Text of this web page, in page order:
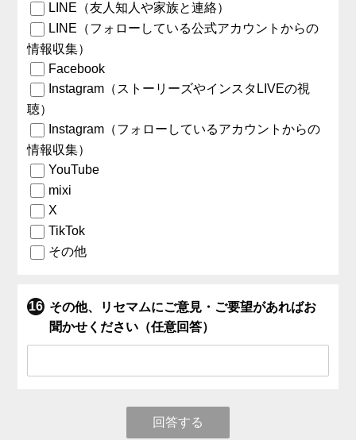
LINE（友人知人や家族と連絡）
LINE（フォローしている公式アカウントからの
情報収集）
Facebook
Instagram（ストーリーズやインスタLIVEの視
聴）
Instagram（フォローしているアカウントからの
情報収集）
YouTube
mixi
X
TikTok
その他
その他、リセマムにご意見・ご要望があればお
聞かせください（任意回答）
回答する